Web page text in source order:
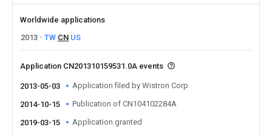
Worldwide applications
2013
TW CN US
Application CN201310159531.0A events
2013-05-03 Application filed by Wistron Corp
2014-10-15 Publication of CN104102284A
2019-03-15 Application granted